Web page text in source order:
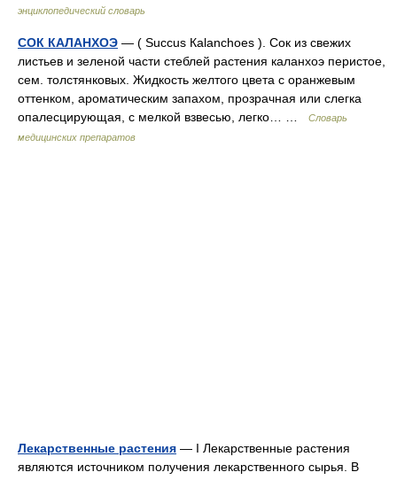
энциклопедический словарь
СОК КАЛАНХОЭ — ( Succus Каlanchoes ). Сок из свежих
листьев и зеленой части стеблей растения каланхоэ перистое,
сем. толстянковых. Жидкость желтого цвета с оранжевым
оттенком, ароматическим запахом, прозрачная или слегка
опалесцирующая, с мелкой взвесью, легко… …
Словарь
медицинских препаратов
Лекарственные растения — I Лекарственные растения
являются источником получения лекарственного сырья. В